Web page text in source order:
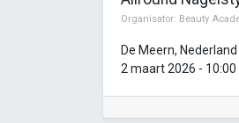
Organisator: Beauty
De Meern, Nederland
2 maart 2026 - 10:00